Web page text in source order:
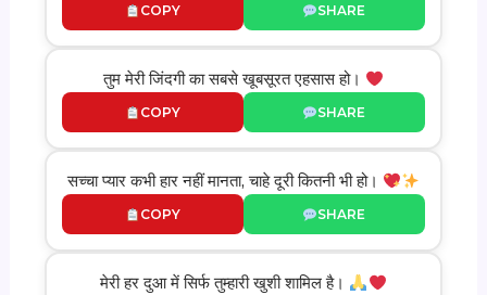
COPY SHARE
तुम मेरी जिंदगी का सबसे खूबसूरत एहसास हो।
COPY SHARE
सच्चा प्यार कभी हार नहीं मानता, चाहे दूरी कितनी भी हो।
COPY SHARE
मेरी हर दुआ में सिर्फ तुम्हारी खुशी शामिल है।